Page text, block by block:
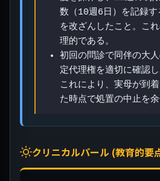
数（10週6日）を記録す
を改ざんしたこと。こ
理的である。
初回の問診で同伴の大
定代理権を適切に確認し
これにより、実母が到
た時点で処置の中止を余
クリニカルパール (教育的要